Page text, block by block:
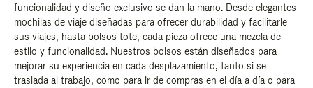
funcionalidad y diseño exclusivo se dan la mano. Desde elegantes
mochilas de viaje diseñadas para ofrecer durabilidad y facilitarle
sus viajes, hasta bolsos tote, cada pieza ofrece una mezcla de
estilo y funcionalidad. Nuestros bolsos están diseñados para
mejorar su experiencia en cada desplazamiento, tanto si se
traslada al trabajo, como para ir de compras en el día a día o para